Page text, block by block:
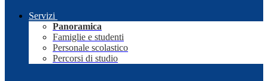
Servizi
Panoramica
Famiglie e studenti
Personale scolastico
Percorsi di studio